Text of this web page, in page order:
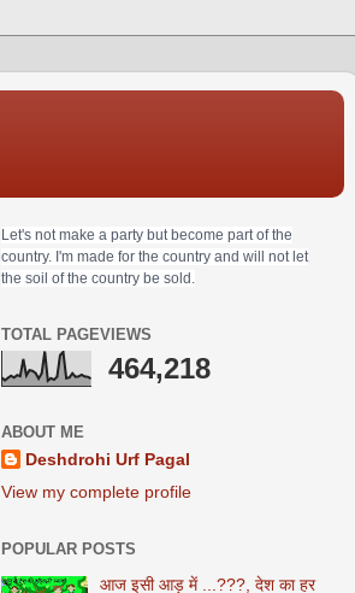
Let's not make a party but become part of the
country. I'm made for the country and will not let
the soil of the country be sold.
TOTAL PAGEVIEWS
464,218
ABOUT ME
Deshdrohi Urf Pagal
View my complete profile
POPULAR POSTS
आज इसी आड़ में ...???, देश का हर